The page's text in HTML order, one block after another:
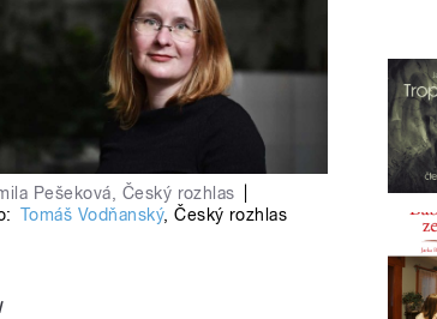
Pešeková, Český rozhlas
Tomáš Vodňanský,Český rozhlas